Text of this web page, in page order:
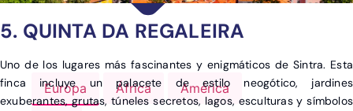
Europa África América
5. QUINTA DA REGALEIRA
Uno de los lugares más fascinantes y enigmáticos de Sintra. Esta
finca incluye un palacete de estilo neogótico, jardines
exuberantes, grutas, túneles secretos, lagos, esculturas y símbolos